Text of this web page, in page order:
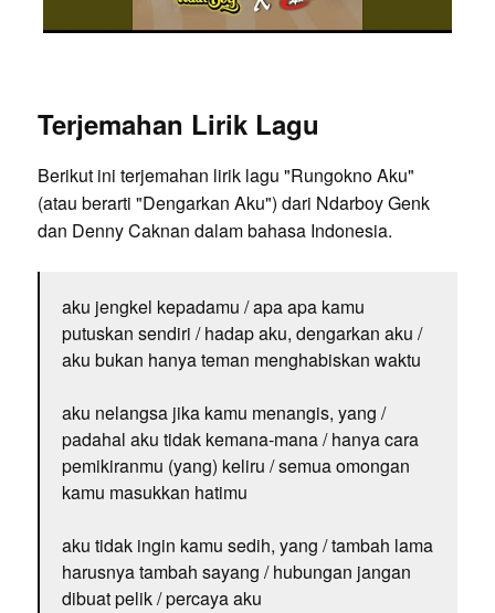
Terjemahan Lirik Lagu
Berikut ini terjemahan lirik lagu "Rungokno Aku"
(atau berarti "Dengarkan Aku") dari Ndarboy Genk
dan Denny Caknan dalam bahasa Indonesia.
aku jengkel kepadamu / apa apa kamu
putuskan sendiri / hadap aku, dengarkan aku /
aku bukan hanya teman menghabiskan waktu
aku nelangsa jika kamu menangis, yang /
padahal aku tidak kemana-mana / hanya cara
pemikiranmu (yang) keliru / semua omongan
kamu masukkan hatimu
aku tidak ingin kamu sedih, yang / tambah lama
harusnya tambah sayang / hubungan jangan
dibuat pelik / percaya aku